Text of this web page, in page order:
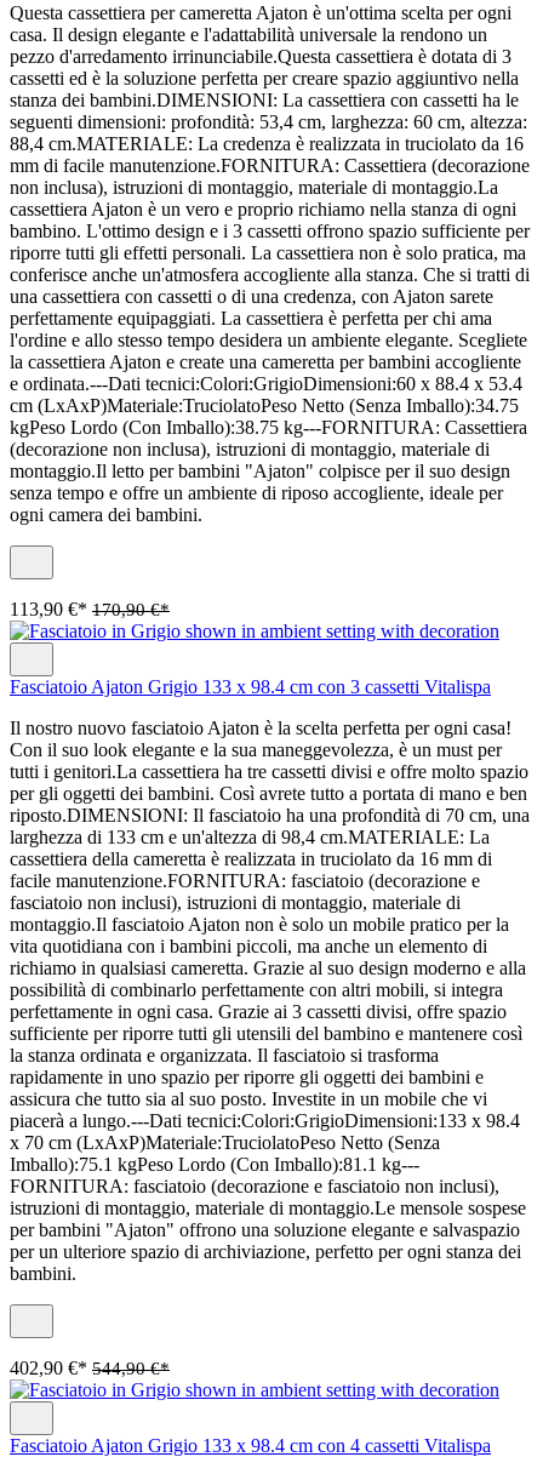
Questa cassettiera per cameretta Ajaton è un'ottima scelta per ogni
casa. Il design elegante e l'adattabilità universale la rendono un
pezzo d'arredamento irrinunciabile.Questa cassettiera è dotata di 3
cassetti ed è la soluzione perfetta per creare spazio aggiuntivo nella
stanza dei bambini.DIMENSIONI: La cassettiera con cassetti ha le
seguenti dimensioni: profondità: 53,4 cm, larghezza: 60 cm, altezza:
88,4 cm.MATERIALE: La credenza è realizzata in truciolato da 16
mm di facile manutenzione.FORNITURA: Cassettiera (decorazione
non inclusa), istruzioni di montaggio, materiale di montaggio.La
cassettiera Ajaton è un vero e proprio richiamo nella stanza di ogni
bambino. L'ottimo design e i 3 cassetti offrono spazio sufficiente per
riporre tutti gli effetti personali. La cassettiera non è solo pratica, ma
conferisce anche un'atmosfera accogliente alla stanza. Che si tratti di
una cassettiera con cassetti o di una credenza, con Ajaton sarete
perfettamente equipaggiati. La cassettiera è perfetta per chi ama
l'ordine e allo stesso tempo desidera un ambiente elegante. Scegliete
la cassettiera Ajaton e create una cameretta per bambini accogliente
e ordinata.---Dati tecnici:Colori:GrigioDimensioni:60 x 88.4 x 53.4
cm (LxAxP)Materiale:TruciolatoPeso Netto (Senza Imballo):34.75
kgPeso Lordo (Con Imballo):38.75 kg---FORNITURA: Cassettiera
(decorazione non inclusa), istruzioni di montaggio, materiale di
montaggio.Il letto per bambini "Ajaton" colpisce per il suo design
senza tempo e offre un ambiente di riposo accogliente, ideale per
ogni camera dei bambini.
113,90 €* 170,90 €*
Fasciatoio Ajaton Grigio 133 x 98.4 cm con 3 cassetti Vitalispa
Il nostro nuovo fasciatoio Ajaton è la scelta perfetta per ogni casa!
Con il suo look elegante e la sua maneggevolezza, è un must per
tutti i genitori.La cassettiera ha tre cassetti divisi e offre molto spazio
per gli oggetti dei bambini. Così avrete tutto a portata di mano e ben
riposto.DIMENSIONI: Il fasciatoio ha una profondità di 70 cm, una
larghezza di 133 cm e un'altezza di 98,4 cm.MATERIALE: La
cassettiera della cameretta è realizzata in truciolato da 16 mm di
facile manutenzione.FORNITURA: fasciatoio (decorazione e
fasciatoio non inclusi), istruzioni di montaggio, materiale di
montaggio.Il fasciatoio Ajaton non è solo un mobile pratico per la
vita quotidiana con i bambini piccoli, ma anche un elemento di
richiamo in qualsiasi cameretta. Grazie al suo design moderno e alla
possibilità di combinarlo perfettamente con altri mobili, si integra
perfettamente in ogni casa. Grazie ai 3 cassetti divisi, offre spazio
sufficiente per riporre tutti gli utensili del bambino e mantenere così
la stanza ordinata e organizzata. Il fasciatoio si trasforma
rapidamente in uno spazio per riporre gli oggetti dei bambini e
assicura che tutto sia al suo posto. Investite in un mobile che vi
piacerà a lungo.---Dati tecnici:Colori:GrigioDimensioni:133 x 98.4
x 70 cm (LxAxP)Materiale:TruciolatoPeso Netto (Senza
Imballo):75.1 kgPeso Lordo (Con Imballo):81.1 kg---
FORNITURA: fasciatoio (decorazione e fasciatoio non inclusi),
istruzioni di montaggio, materiale di montaggio.Le mensole sospese
per bambini "Ajaton" offrono una soluzione elegante e salvaspazio
per un ulteriore spazio di archiviazione, perfetto per ogni stanza dei
bambini.
402,90 €* 544,90 €*
Fasciatoio Ajaton Grigio 133 x 98.4 cm con 4 cassetti Vitalispa